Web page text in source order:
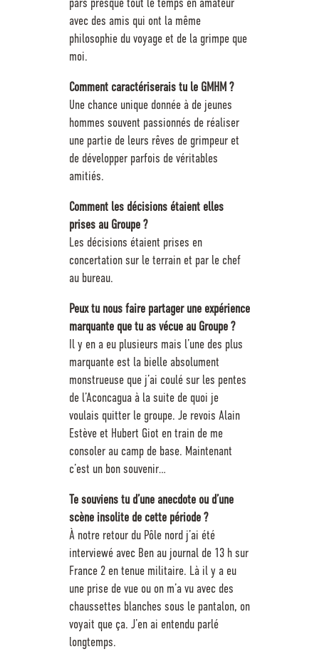
avec des amis qui ont la même
philosophie du voyage et de la grimpe que
moi.
Comment caractériserais tu le GMHM ?
Une chance unique donnée à de jeunes
hommes souvent passionnés de réaliser
une partie de leurs rêves de grimpeur et
de développer parfois de véritables
amitiés.
Comment les décisions étaient elles
prises au Groupe ?
Les décisions étaient prises en
concertation sur le terrain et par le chef
au bureau.
Peux tu nous faire partager une expérience
marquante que tu as vécue au Groupe ?
Il y en a eu plusieurs mais l’une des plus
marquante est la bielle absolument
monstrueuse que j’ai coulé sur les pentes
de l’Aconcagua à la suite de quoi je
voulais quitter le groupe. Je revois Alain
Estève et Hubert Giot en train de me
consoler au camp de base. Maintenant
c’est un bon souvenir…
Te souviens tu d’une anecdote ou d’une
scène insolite de cette période ?
À notre retour du Pôle nord j’ai été
interviewé avec Ben au journal de 13 h sur
France 2 en tenue militaire. Là il y a eu
une prise de vue ou on m’a vu avec des
chaussettes blanches sous le pantalon, on
voyait que ça. J’en ai entendu parlé
longtemps.